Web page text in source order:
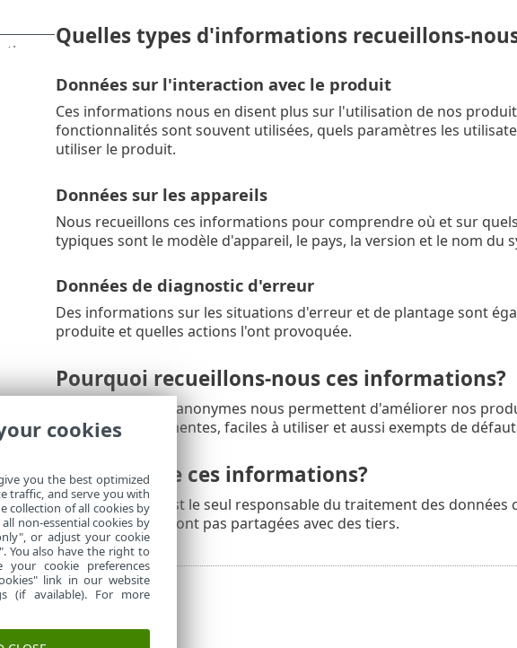
Quelles types d'informations recueillons-
Données sur l'interaction avec le produit
Ces informations nous en disent plus sur l'utilisation de nos
fonctionnalités sont souvent utilisées, quels paramètres les
utiliser le produit.
Données sur les appareils
Nous recueillons ces informations pour comprendre où et sur
typiques sont le modèle d'appareil, le pays, la version et le nom du
Données de diagnostic d'erreur
Des informations sur les situations d'erreur et de plantage sont
produite et quelles actions l'ont provoquée.
Pourquoi recueillons-nous ces informations?
Ces informations anonymes nous permettent d'améliorer nos
rendre plus pertinentes, faciles à utiliser et aussi exempts de
Qui contrôle ces informations?
ESET, spol. s r.o. est le seul responsable du traitement des
informations ne sont pas partagées avec des tiers.
cookies
you the best optimized
traffic, and serve you with
collection of all cookies by
non-essential cookies by
or adjust your cookie
You also have the right to
cookie preferences
link in our website
(if available). For more